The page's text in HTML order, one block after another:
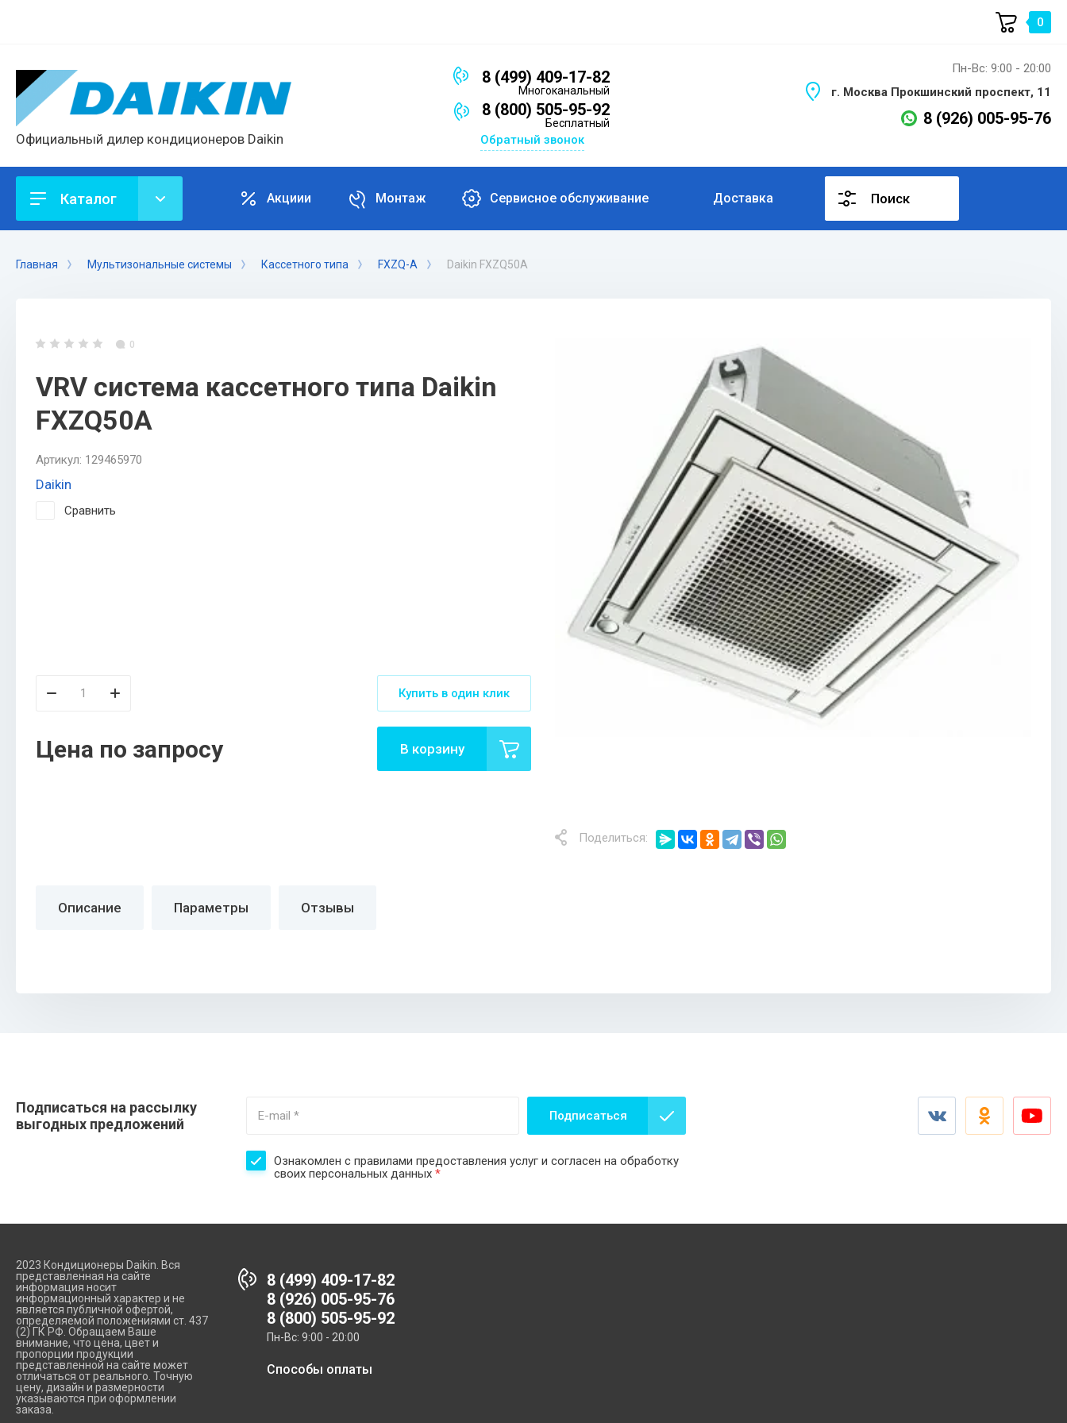
0
Официальный дилер кондиционеров Daikin
8 (499) 409-17-82
Многоканальный
8 (800) 505-95-92
Бесплатный
Обратный звонок
Пн-Вс: 9:00 - 20:00
г. Москва Прокшинский проспект, 11
8 (926) 005-95-76
Каталог Акциии Монтаж Сервисное обслуживание Доставка
Главная Мультизональные системы Кассетного типа FXZQ-A Daikin FXZQ50A
Поделиться:
0
VRV система кассетного типа Daikin
FXZQ50A
Артикул: 129465970
Daikin
Сравнить
Цена по запросу В корзину
Купить в один клик
Описание Параметры Отзывы
Подписаться на рассылку
выгодных предложений
Ознакомлен с правилами предоставления услуг и согласен на обработку
своих персональных данных *
Подписаться
2023 Кондиционеры Daikin. Вся
представленная на сайте
информация носит
информационный характер и не
является публичной офертой,
определяемой положениями ст. 437
(2) ГК РФ. Обращаем Ваше
внимание, что цена, цвет и
пропорции продукции
представленной на сайте может
отличаться от реального. Точную
цену, дизайн и размерности
указываются при оформлении
заказа.
8 (499) 409-17-82
8 (926) 005-95-76
8 (800) 505-95-92
Пн-Вс: 9:00 - 20:00
Способы оплаты